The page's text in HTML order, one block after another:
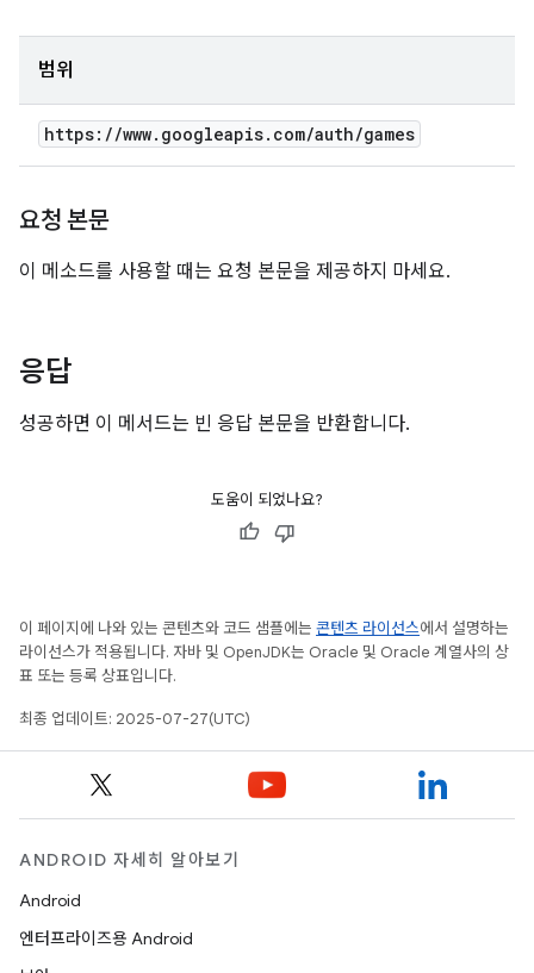
범위
https: //www. googleapis. com/auth/games
요청 본문
이 메소드를 사용할 때는 요청 본문을 제공하지 마세요.
응답
성공하면 이 메서드는 빈 응답 본문을 반환합니다.
도움이 되었나요?
이 페이지에 나와 있는 콘텐츠와 코드 샘플에는 콘텐츠 라이선스에서 설명하는
라이선스가 적용됩니다. 자바 및 OpenJDK는 Oracle 및 Oracle 계열사의 상
표 또는 등록 상표입니다.
최종 업데이트: 2025-07-27(UTC)
ANDROID 자세히 알아보기
Android
엔터프라이즈용 Android